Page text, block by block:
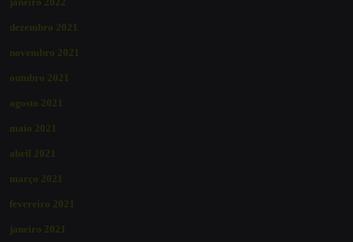
dezembro 2021
novembro 2021
outubro 2021
agosto 2021
maio 2021
abril 2021
março 2021
fevereiro 2021
janeiro 2021